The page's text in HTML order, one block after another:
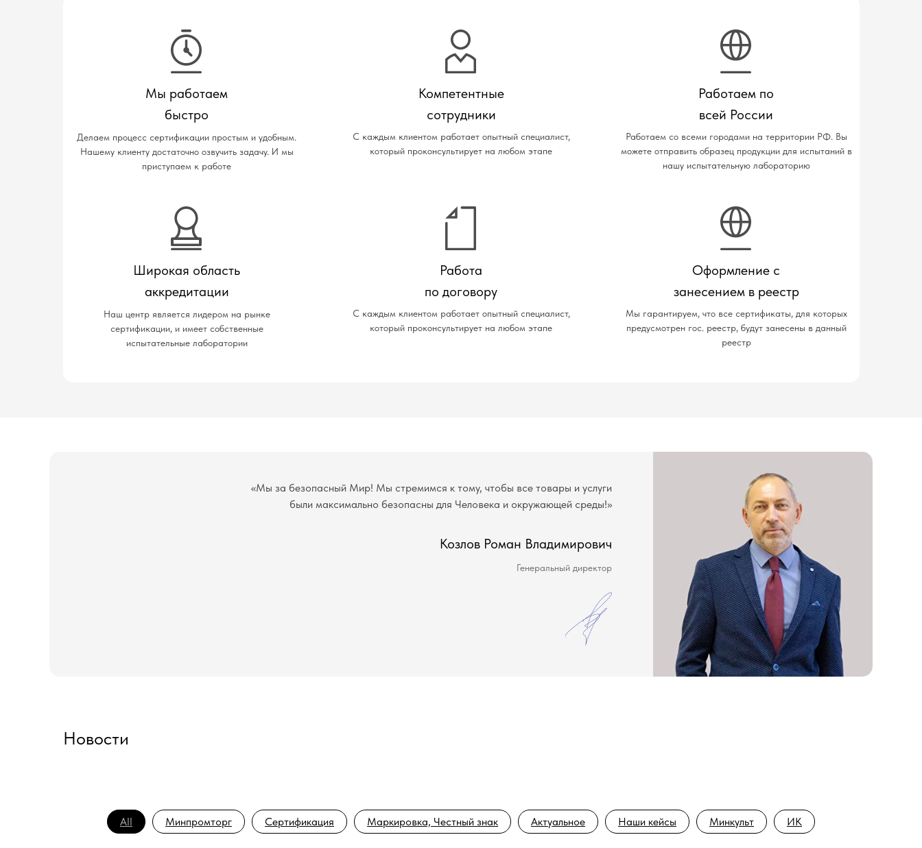
Мы работаем
быстро
Делаем процесс сертификации простым и удобным.
Нашему клиенту достаточно озвучить задачу. И мы
приступаем к работе
С каждым клиентом работает опытный специалист,
который проконсультирует на любом этапе
Компетентные
сотрудники
Работаем по
всей России
Работаем со всеми городами на территории РФ. Вы
можете отправить образец продукции для испытаний в
нашу испытательную лабораторию
Работа
по договору
С каждым клиентом работает опытный специалист,
который проконсультирует на любом этапе
Наш центр является лидером на рынке
сертификации, и имеет собственные
испытательные лаборатории
Широкая область
аккредитации
Мы гарантируем, что все сертификаты, для которых
предусмотрен гос. реестр, будут занесены в данный
реестр
Оформление с
занесением в реестр
Козлов Роман Владимирович
Генеральный директор
«Мы за безопасный Мир! Мы стремимся к тому, чтобы все товары и услуги
были максимально безопасны для Человека и окружающей среды!»
Новости
All Минпромторг Сертификация Маркировка, Честный знак Актуальное Наши кейсы Минкульт ИК